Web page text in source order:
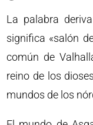
La palabra
significa «salón
común de
reino de los
mundos de los